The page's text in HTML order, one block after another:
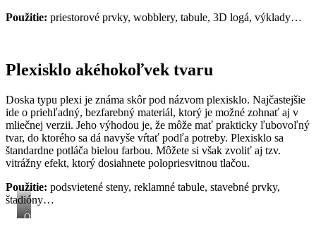
Použitie: priestorové prvky, wobblery, tabule, 3D logá, výklady…
Plexisklo akéhokoľvek tvaru
Doska typu plexi je známa skôr pod názvom plexisklo. Najčastejšie
ide o priehľadný, bezfarebný materiál, ktorý je možné zohnať aj v
mliečnej verzii. Jeho výhodou je, že môže mať prakticky ľubovoľný
tvar, do ktorého sa dá navyše vŕtať podľa potreby. Plexisklo sa
štandardne potláča bielou farbou. Môžete si však zvoliť aj tzv.
vitrážny efekt, ktorý dosiahnete polopriesvitnou tlačou.
Použitie: podsvietené steny, reklamné tabule, stavebné prvky,
štadióny…
Orange